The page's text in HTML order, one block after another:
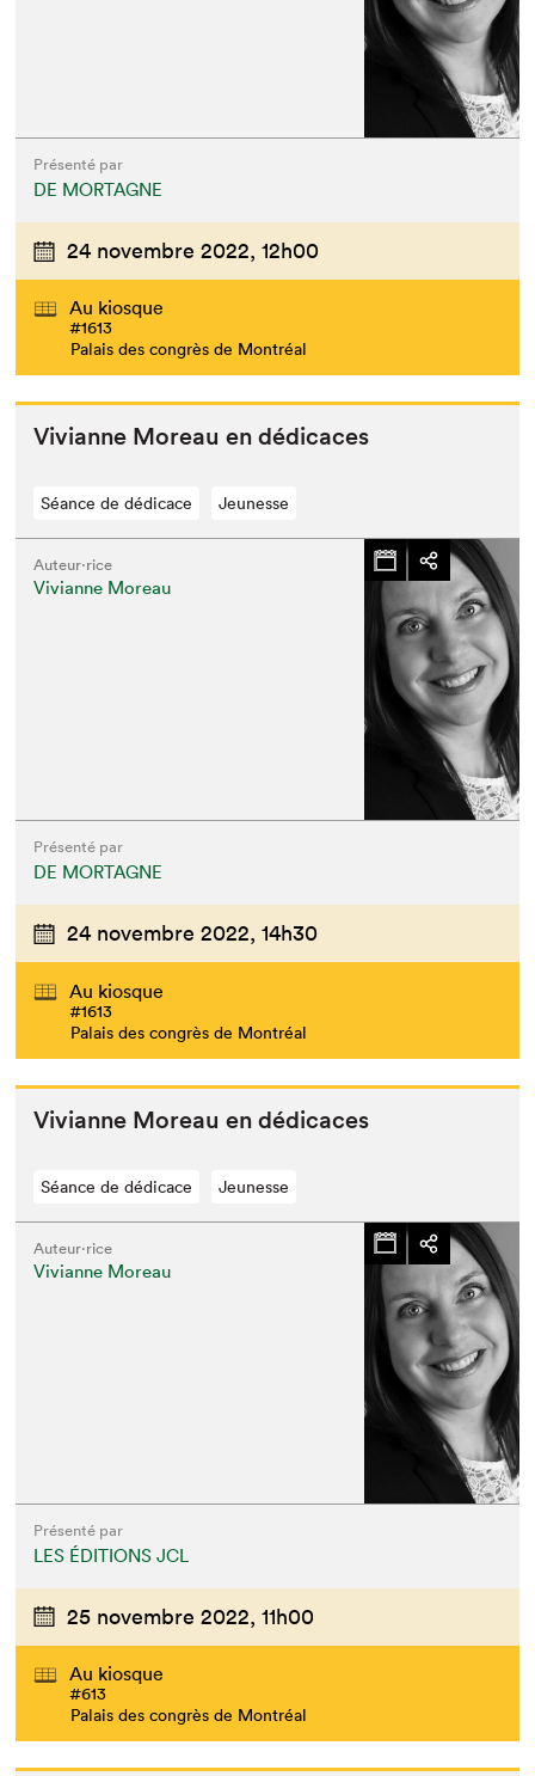
Présenté par
DE MORTAGNE
24 novembre 2022, 12h00
Au kiosque
#1613
Palais des congrès de Montréal
Vivianne More­au en dédicaces
Séance de dédicace Jeunesse
Auteur·rice
Vivianne Moreau
Présenté par
DE MORTAGNE
24 novembre 2022, 14h30
Au kiosque
#1613
Palais des congrès de Montréal
Vivianne More­au en dédicaces
Séance de dédicace Jeunesse
Auteur·rice
Vivianne Moreau
Présenté par
LES ÉDITIONS JCL
25 novembre 2022, 11h00
Au kiosque
#613
Palais des congrès de Montréal